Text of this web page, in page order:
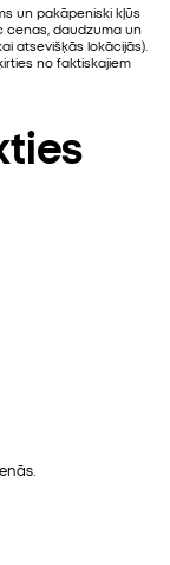
un pakāpeniski kļūs
cenas, daudzuma un
atsevišķās lokācijās).
no faktiskajiem